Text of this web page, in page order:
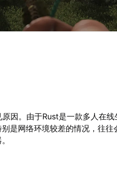
因。由于Rust是一款多人在线
是网络环境较差的情况，往往